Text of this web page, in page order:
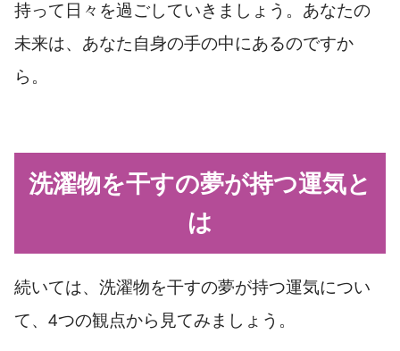
持って日々を過ごしていきましょう。あなたの
未来は、あなた自身の手の中にあるのですか
ら。
洗濯物を干すの夢が持つ運気と
は
続いては、洗濯物を干すの夢が持つ運気につい
て、4つの観点から見てみましょう。